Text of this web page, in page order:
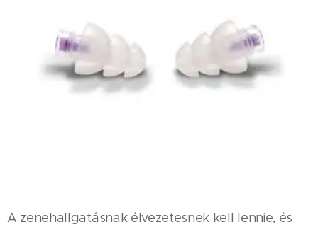
A zenehallgatásnak élvezetesnek kell lennie, és